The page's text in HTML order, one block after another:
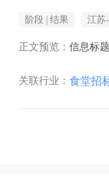
阶段 | 结果 江苏
正文预览： 信息标
关联行业： 食堂招